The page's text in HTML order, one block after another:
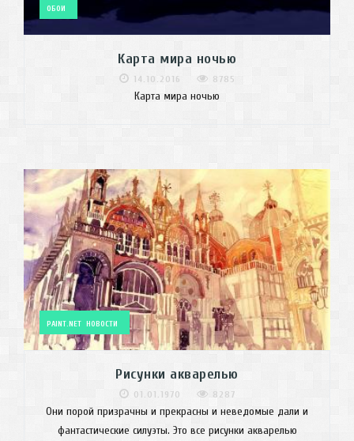
ОБОИ
Карта мира ночью
14.10.2016 8785
Карта мира ночью
PAINT.NET НОВОСТИ
Рисунки акварелью
01.01.1970 8287
Они порой призрачны и прекрасны и неведомые дали и
фантастические силуэты. Это все рисунки акварелью